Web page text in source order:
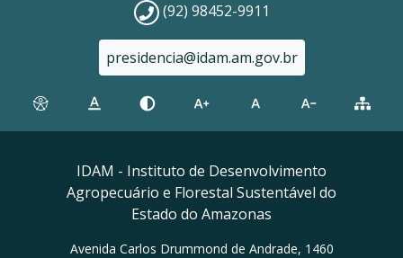
(92) 98452-9911
presidencia@idam.am.gov.br
IDAM - Instituto de Desenvolvimento
Agropecuário e Florestal Sustentável do
Estado do Amazonas
Avenida Carlos Drummond de Andrade, 1460